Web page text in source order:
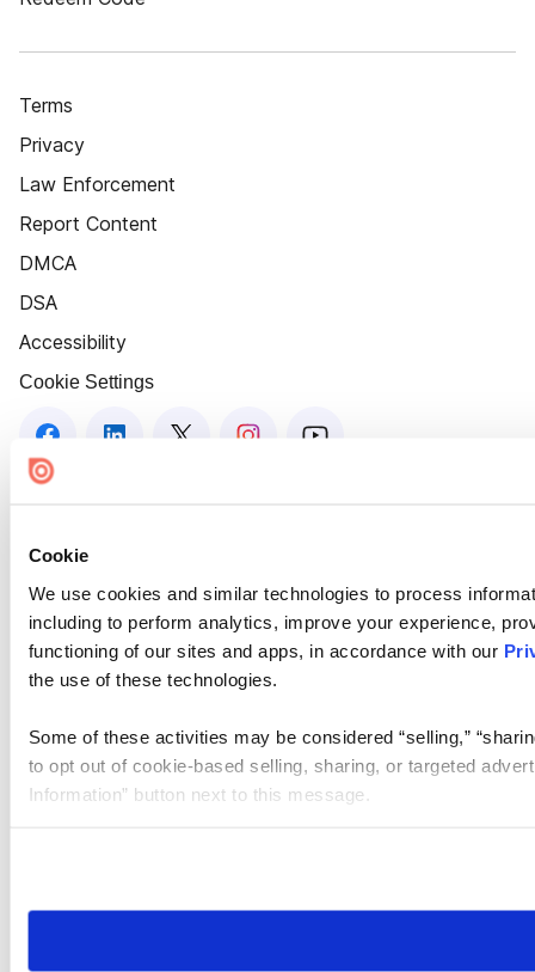
Cookie
We use cookies and similar technologies to process
including to perform analytics, improve your experience,
functioning of our sites and apps, in accordance with our
the use of these technologies.
Some of these activities may be considered “selling,”
to opt out of cookie-based selling, sharing, or targeted
Information” button next to this message.
need to be set again.
Terms
Privacy
Law Enforcement
Report Content
DMCA
DSA
Accessibility
Cookie Settings